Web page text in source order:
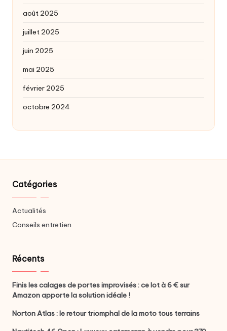
août 2025
juillet 2025
juin 2025
mai 2025
février 2025
octobre 2024
Catégories
Actualités
Conseils entretien
Récents
Finis les calages de portes improvisés : ce lot à 6 € sur
Amazon apporte la solution idéale !
Norton Atlas : le retour triomphal de la moto tous terrains